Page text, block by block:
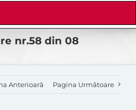
nr.58 din 08
Anterioară Pagina Următoare